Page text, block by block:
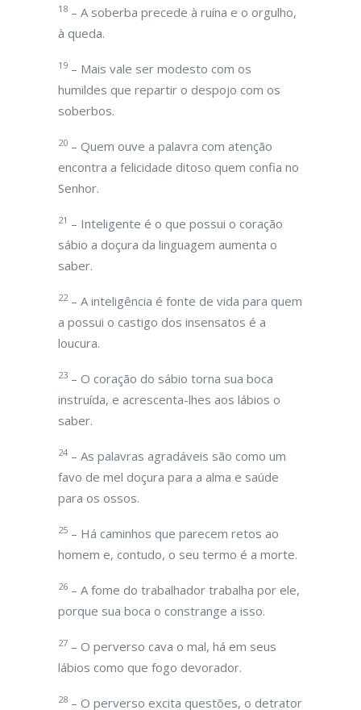
18 – A soberba precede à ruína e o orgulho,
à queda.
19 – Mais vale ser modesto com os
humildes que repartir o despojo com os
soberbos.
20 – Quem ouve a palavra com atenção
encontra a felicidade ditoso quem confia no
Senhor.
21 – Inteligente é o que possui o coração
sábio a doçura da linguagem aumenta o
saber.
22– A inteligência é fonte de vida para quem
a possui o castigo dos insensatos é a
loucura.
23 – O coração do sábio torna sua boca
instruída, e acrescenta-lhes aos lábios o
saber.
24 – As palavras agradáveis são como um
favo de mel doçura para a alma e saúde
para os ossos.
25 – Há caminhos que parecem retos ao
homem e, contudo, o seu termo é a morte.
26 – A fome do trabalhador trabalha por ele,
porque sua boca o constrange a isso.
27 – O perverso cava o mal, há em seus
lábios como que fogo devorador.
28 – O perverso excita questões, o detrator